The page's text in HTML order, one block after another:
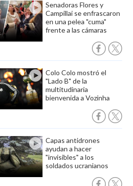
Senadoras Flores y
Campillai se enfrascaron
en una pelea "cuma"
frente a las cámaras
Colo Colo mostró el
"Lado B" de la
multitudinaria
bienvenida a Vozinha
Capas antidrones
ayudan a hacer
"invisibles" a los
soldados ucranianos